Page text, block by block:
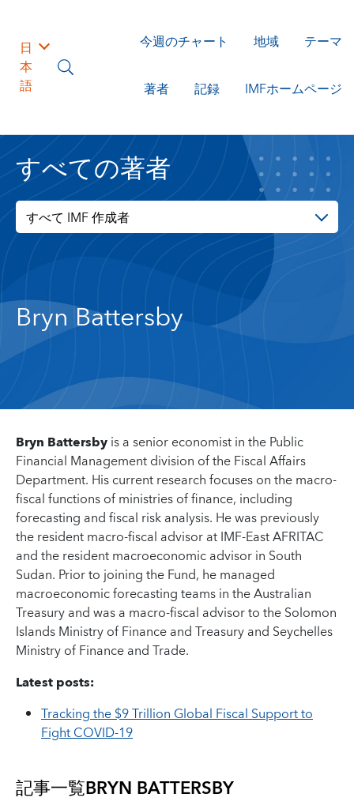
日
本
語
今週のチャート 地域 テーマ
著者 記録 IMFホームページ
すべての著者
すべて IMF 作成者
Bryn Battersby
Bryn Battersbyis a senior economist in the Public
Financial Management division of the Fiscal Affairs
Department. His current research focuses on the macro-
fiscal functions of ministries of finance, including
forecasting and fiscal risk analysis. He was previously
the resident macro-fiscal advisor at IMF-East AFRITAC
and the resident macroeconomic advisor in South
Sudan. Prior to joining the Fund, he managed
macroeconomic forecasting teams in the Australian
Treasury and was a macro-fiscal advisor to the Solomon
Islands Ministry of Finance and Treasury and Seychelles
Ministry of Finance and Trade.
Latest posts:
Tracking the $9 Trillion Global Fiscal Support to
Fight COVID-19
記事一覧BRYN BATTERSBY